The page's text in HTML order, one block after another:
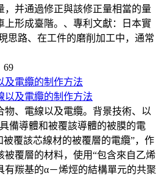
，并通過修正與該修正量相當的量
上形成臺階。、專利文獻：日本實
思路、在工件的磨削加工中，通常
69
及電纜的制作方法
物、電線以及電纜。背景技術、以
備導體和被覆該導體的被膜的電
被覆該芯線材的被覆層的電纜”，作
被覆層的材料，使用“包含來自乙烯
有羰基的α－烯烴的結構單元的共聚